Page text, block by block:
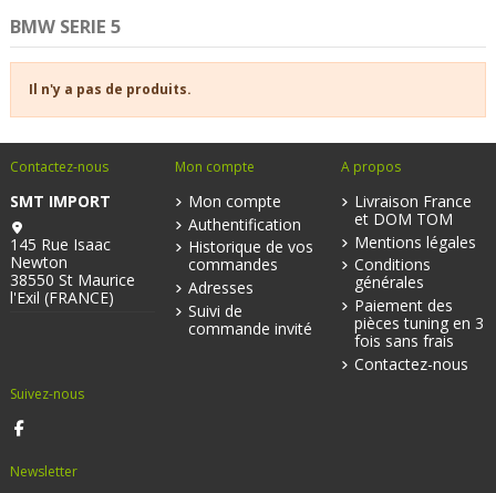
BMW SERIE 5
Il n'y a pas de produits.
Contactez-nous
SMT IMPORT
145 Rue Isaac
Newton
38550 St Maurice
l'Exil (FRANCE)
Mon compte
Mon compte
Authentification
Historique de vos
commandes
Adresses
Suivi de
commande invité
A propos
Livraison France
et DOM TOM
Mentions légales
Conditions
générales
Paiement des
pièces tuning en 3
fois sans frais
Contactez-nous
Suivez-nous
Newsletter